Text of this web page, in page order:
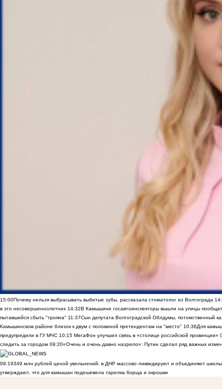
15:00Почему нельзя выбрасывать выбитые зубы, рассказала стоматолог из Волгограда
в это несовершеннолетних 14:32В Камышине госавтоинспекторы вышли на улицы
пытавшийся сбыть "трояна" 11:37Сын депутата Волгоградской Облдумы, потомственный
Камышинском районе близок к двум с половиной претендентам на "место" 10:36Для
предупредили в ГУ МЧС 10:15 МегаФон улучшил связь в «столице российской провинции»
следить за городом 09:20«Очень и очень давно назрело»: Путин сделал ряд важных
09:19349 млн рублей ценой увольнений: в ДНР массово ликвидируют и объединяют
утверждают, что для камышан подешевела тарелка борща и окрошки